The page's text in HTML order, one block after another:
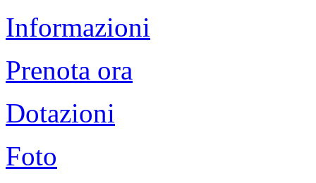
Informazioni
Prenota ora
Dotazioni
Foto